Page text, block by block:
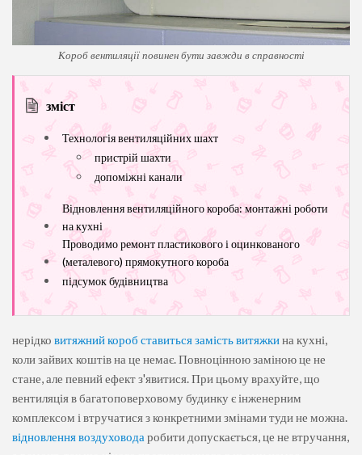
Короб вентиляції повинен бути завжди в справності
зміст
Технологія вентиляційних шахт
пристрій шахти
допоміжні канали
Відновлення вентиляційного короба: монтажні роботи
на кухні
Проводимо ремонт пластикового і оцинкованого
(металевого) прямокутного короба
підсумок будівництва
нерідко витяжний короб ставиться замість витяжкина кухні,
коли зайвих коштів на це немає. Повноцінною заміною це не
стане, але певний ефект з'явитися. При цьому врахуйте, що
вентиляція в багатоповерховому будинку є інженерним
комплексом і втручатися з конкретними змінами туди не можна.
відновлення воздуховода робити допускається, це не втручання,